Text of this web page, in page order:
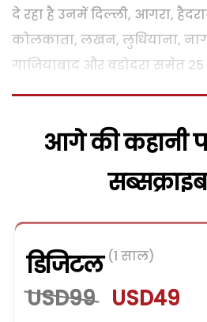
दे रहा है उनमें दिल्ली, आगरा,
कोलकाता, लखन, लुधियाना,
गाजियाबाद और वडोदरा समेत
आगे की कहानी
डिजिटल (1 साल)
USD99 USD49